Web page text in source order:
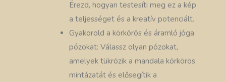
Érezd, hogyan testesíti meg ez a kép
a teljességet és a kreatív potenciált.
Gyakorold a körkörös és áramló jóga
pózokat: Válassz olyan pózokat,
amelyek tükrözik a mandala körkörös
mintázatát és elősegítik a